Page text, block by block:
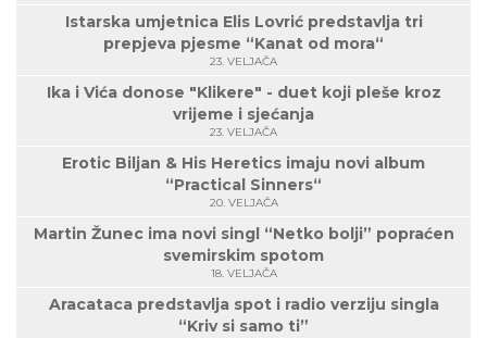
Istarska umjetnica Elis Lovrić predstavlja tri
prepjeva pjesme “Kanat od mora“
23. VELJAČA
Ika i Vića donose "Klikere" - duet koji pleše kroz
vrijeme i sjećanja
23. VELJAČA
Erotic Biljan & His Heretics imaju novi album
“Practical Sinners“
20. VELJAČA
Martin Žunec ima novi singl “Netko bolji” popraćen
svemirskim spotom
18. VELJAČA
Aracataca predstavlja spot i radio verziju singla
“Kriv si samo ti”